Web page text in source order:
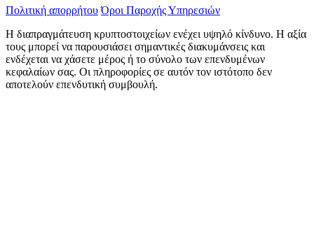
Πολιτική απορρήτου Όροι Παροχής Υπηρεσιών
Η διαπραγμάτευση κρυπτοστοιχείων ενέχει υψηλό κίνδυνο. Η αξία
τους μπορεί να παρουσιάσει σημαντικές διακυμάνσεις και
ενδέχεται να χάσετε μέρος ή το σύνολο των επενδυμένων
κεφαλαίων σας. Οι πληροφορίες σε αυτόν τον ιστότοπο δεν
αποτελούν επενδυτική συμβουλή.